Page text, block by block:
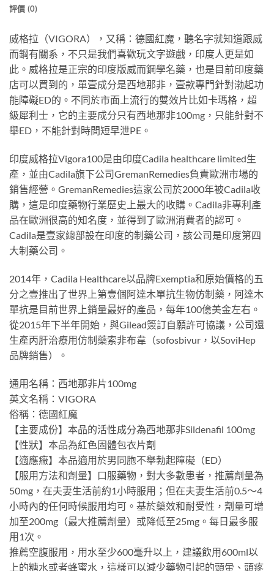
評價 (0)
威格拉（VIGORA），又稱：德國紅魔，聽名字就知道跟威
而鋼有關系，不只是我們喜歡玩文字遊戲，印度人更是如
此。威格拉是正宗的印度版威而鋼學名藥，也是目前印度藥
店可以買到的，單壹成分是西地那非，壹款專門針對渤起功
能障礙ED的。不同於市面上流行的雙效片比如卡瑪格，超
級犀利士，它的主要成分只有西地那非100mg，只能針對不
舉ED，不能針對時間短早泄PE。
印度威格拉Vigora100是由印度Cadila healthcare limited生
產，並由Cadila旗下公司GremanRemedies負責歐洲市場的
銷售經營。GremanRemedies這家公司於2000年被Cadila收
購，這是印度藥物行業歷史上最大的收購。Cadila非專利產
品在歐洲很高的知名度，並得到了歐洲消費者的認可。
Cadila是壹家總部設在印度的制藥公司，該公司是印度第四
大制藥公司。
2014年，Cadila Healthcare以品牌Exemptia和原始價格的五
分之壹推出了世界上第壹個阿達木單抗生物仿制藥，阿達木
單抗是目前世界上銷量最好的產品，每年100億美金左右。
從2015年下半年開始，與Gilead簽訂自願許可協議，公司還
生產丙肝治療用仿制藥索非布韋（sofosbivur，以SoviHep
品牌銷售）。
通用名稱：西地那非片100mg
英文名稱：VIGORA
俗稱：德國紅魔
【主要成份】本品的活性成分為西地那非Sildenafil 100mg
【性狀】本品為紅色固體包衣片劑
【適應癥】本品適用於男同胞不舉勃起障礙（ED）
【服用方法和劑量】口服藥物，對大多數患者，推薦劑量為
50mg，在夫妻生活前約1小時服用；但在夫妻生活前0.5～4
小時內的任何時候服用均可。基於藥效和耐受性，劑量可增
加至200mg（最大推薦劑量）或降低至25mg。每日最多服
用1次。
推薦空腹服用，用水至少600毫升以上，建議飲用600ml以
上的糖水或者蜂蜜水，這樣可以減少藥物引起的頭暈、頭疼